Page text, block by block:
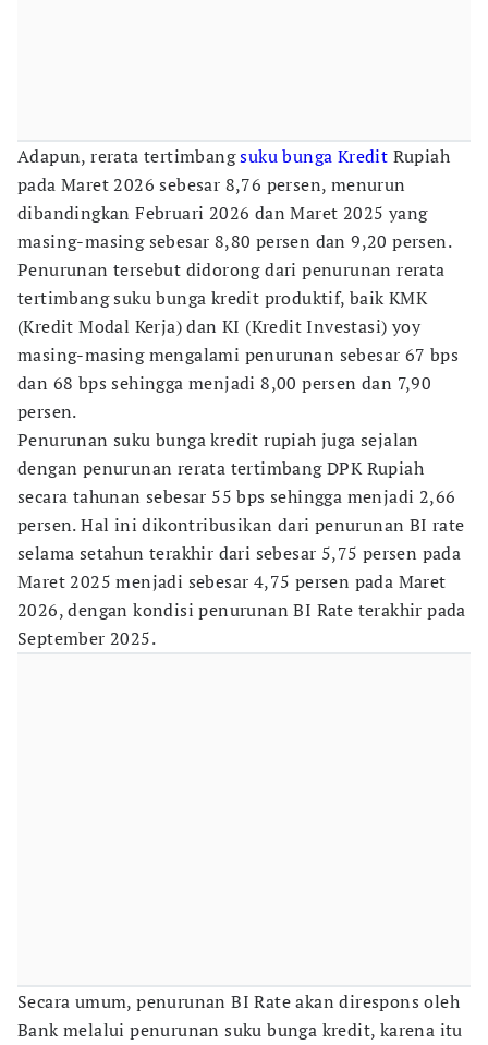
Adapun, rerata tertimbangsuku bunga Kredit Rupiah
pada Maret 2026 sebesar 8,76 persen, menurun
dibandingkan Februari 2026 dan Maret 2025 yang
masing-masing sebesar 8,80 persen dan 9,20 persen.
Penurunan tersebut didorong dari penurunan rerata
tertimbang suku bunga kredit produktif, baik KMK
(Kredit Modal Kerja) dan KI (Kredit Investasi) yoy
masing-masing mengalami penurunan sebesar 67 bps
dan 68 bps sehingga menjadi 8,00 persen dan 7,90
persen.
Penurunan suku bunga kredit rupiah juga sejalan
dengan penurunan rerata tertimbang DPK Rupiah
secara tahunan sebesar 55 bps sehingga menjadi 2,66
persen. Hal ini dikontribusikan dari penurunan BI rate
selama setahun terakhir dari sebesar 5,75 persen pada
Maret 2025 menjadi sebesar 4,75 persen pada Maret
2026, dengan kondisi penurunan BI Rate terakhir pada
September 2025.
Secara umum, penurunan BI Rate akan direspons oleh
Bank melalui penurunan suku bunga kredit, karena itu